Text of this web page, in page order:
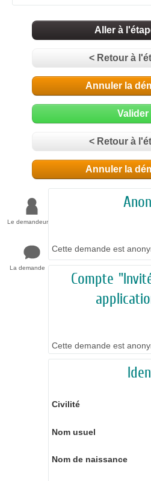
Aller à
< Retour à
Annuler la
Valider
< Retour à
Annuler la
Le demandeur
La demande
Cette demande est
Compte
Cette demande est
Civilité
Nom usuel
Nom de naissance